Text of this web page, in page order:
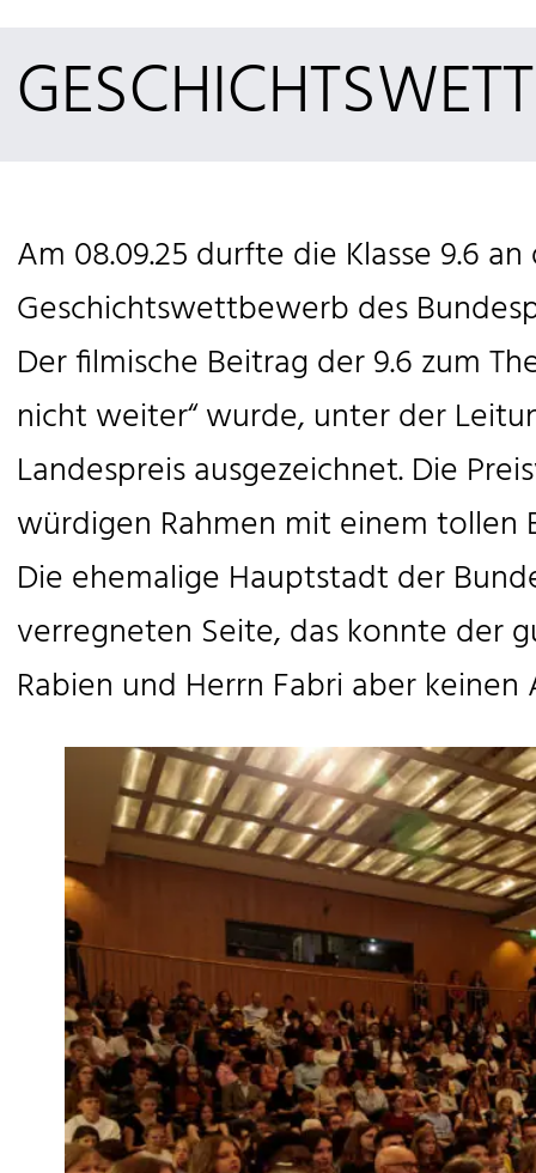
Am 08.09.25 durfte die Klasse 9.6
Geschichtswettbewerb des
Der filmische Beitrag der 9.6 zum
nicht weiter“ wurde, unter der
Landespreis ausgezeichnet. Die
würdigen Rahmen mit einem tollen
Die ehemalige Hauptstadt der
verregneten Seite, das konnte der
Rabien und Herrn Fabri aber